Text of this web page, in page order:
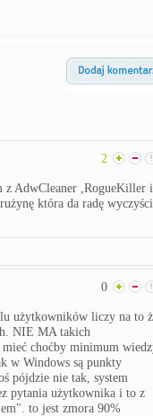
2
z AdwCleaner ,RogueKiller i
która da radę
0
użytkowników liczy na to
NIE MA takich
choćby minimum
w Windows są punkty
pójdzie nie tak, system
pytania użytkownika i to z
to jest zmora 90%